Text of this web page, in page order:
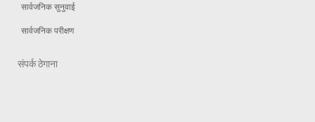
सार्वजनिक सुनुवाई
सार्वजनिक परीक्षण
संपर्क ठेगाना